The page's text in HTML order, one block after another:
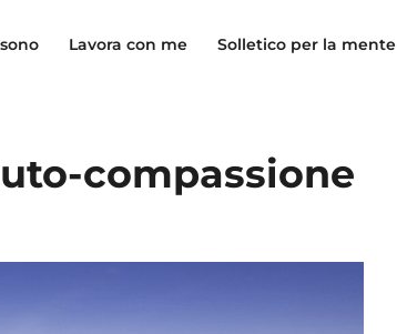
Lavora con me Solletico per la mente
compassione